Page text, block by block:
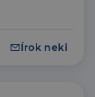
Írok neki